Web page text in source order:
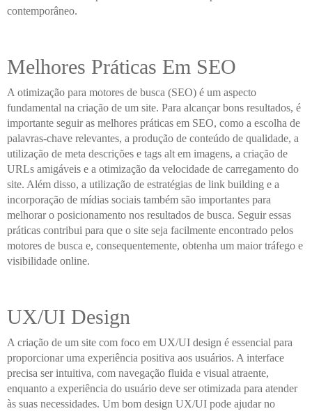
contemporâneo.
Melhores Práticas Em SEO
A otimização para motores de busca (SEO) é um aspecto
fundamental na criação de um site. Para alcançar bons resultados, é
importante seguir as melhores práticas em SEO, como a escolha de
palavras-chave relevantes, a produção de conteúdo de qualidade, a
utilização de meta descrições e tags alt em imagens, a criação de
URLs amigáveis e a otimização da velocidade de carregamento do
site. Além disso, a utilização de estratégias de link building e a
incorporação de mídias sociais também são importantes para
melhorar o posicionamento nos resultados de busca. Seguir essas
práticas contribui para que o site seja facilmente encontrado pelos
motores de busca e, consequentemente, obtenha um maior tráfego e
visibilidade online.
UX/UI Design
A criação de um site com foco em UX/UI design é essencial para
proporcionar uma experiência positiva aos usuários. A interface
precisa ser intuitiva, com navegação fluida e visual atraente,
enquanto a experiência do usuário deve ser otimizada para atender
às suas necessidades. Um bom design UX/UI pode ajudar no